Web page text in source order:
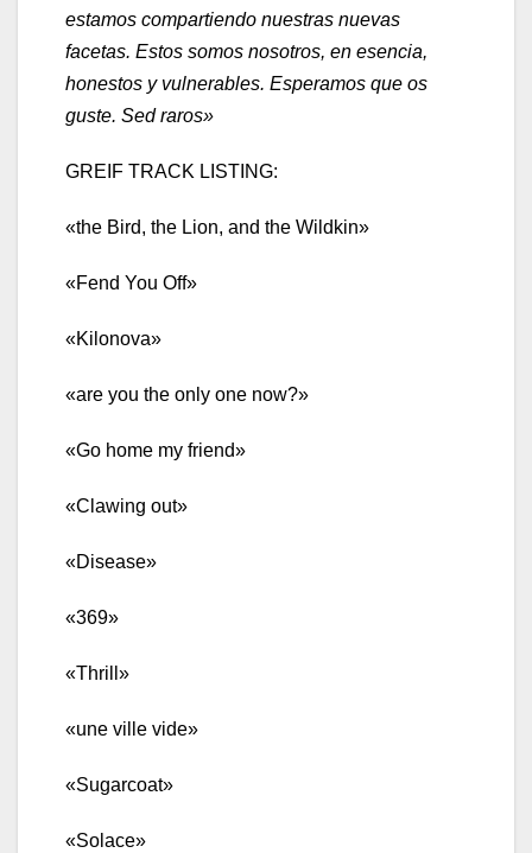
estamos compartiendo nuestras nuevas
facetas. Estos somos nosotros, en esencia,
honestos y vulnerables. Esperamos que os
guste. Sed raros»
GREIF TRACK LISTING:
«the Bird, the Lion, and the Wildkin»
«Fend You Off»
«Kilonova»
«are you the only one now?»
«Go home my friend»
«Clawing out»
«Disease»
«369»
«Thrill»
«une ville vide»
«Sugarcoat»
«Solace»